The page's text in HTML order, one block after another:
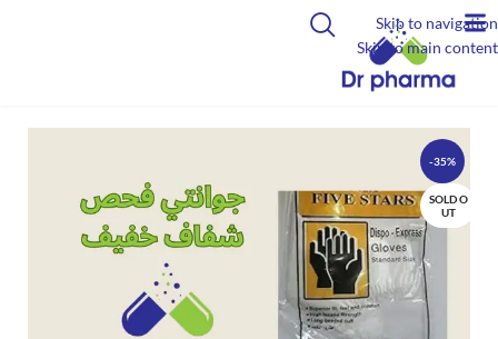
Skip to navigation
Skip to main content
-35%
SOLD O
UT